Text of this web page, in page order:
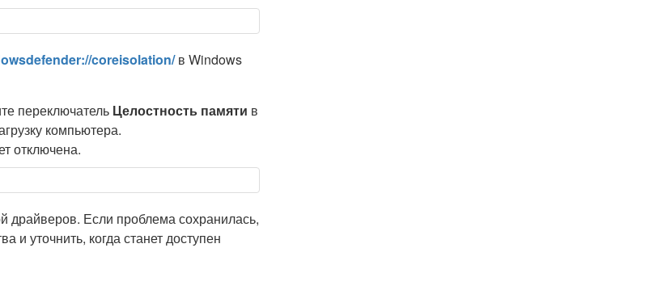
coreisolation/в Windows
переключатель Целостность памяти в
компьютера.
отключена.
драйверов. Если проблема сохранилась,
и уточнить, когда станет доступен